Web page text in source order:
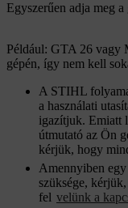
Egyszerűen adja meg
Például: GTA 26 vagy
gépén, így nem kell
A STIHL
a használati
igazítjuk. Emiatt
útmutató az Ön
kérjük, hogy
Amennyiben egy
szüksége,
fel velünk a